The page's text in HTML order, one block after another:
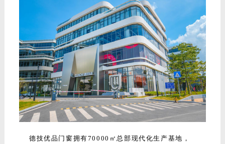
德技优品门窗拥有70000㎡总部现代化生产基地，